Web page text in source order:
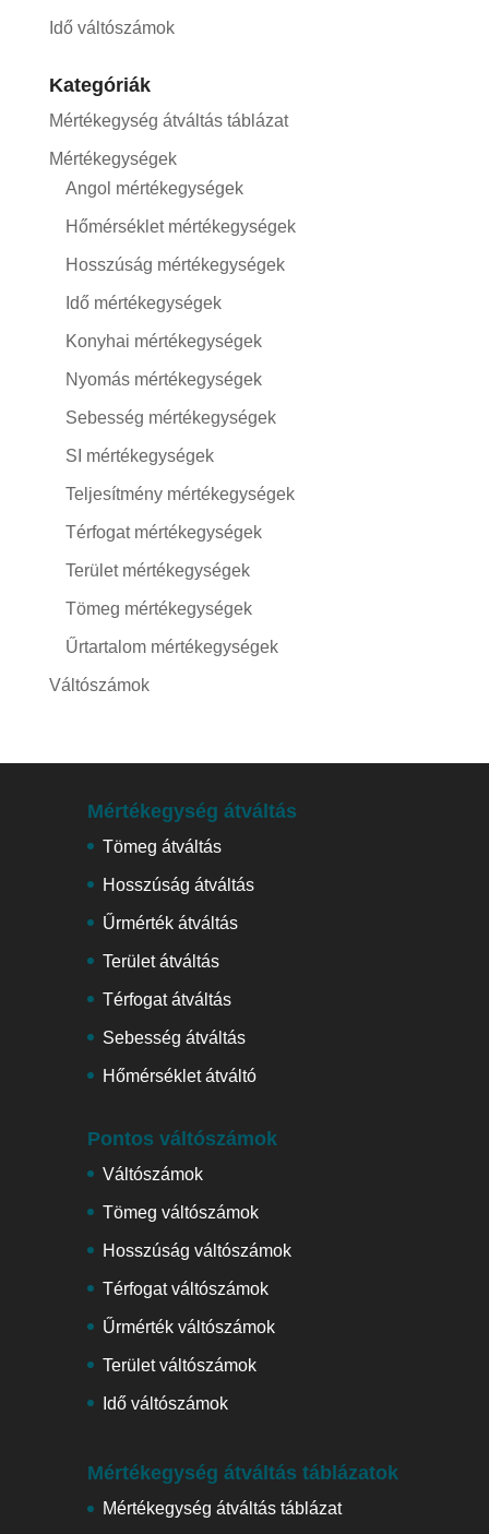
Idő váltószámok
Kategóriák
Mértékegység átváltás táblázat
Mértékegységek
Angol mértékegységek
Hőmérséklet mértékegységek
Hosszúság mértékegységek
Idő mértékegységek
Konyhai mértékegységek
Nyomás mértékegységek
Sebesség mértékegységek
SI mértékegységek
Teljesítmény mértékegységek
Térfogat mértékegységek
Terület mértékegységek
Tömeg mértékegységek
Űrtartalom mértékegységek
Váltószámok
Mértékegység átváltás
Tömeg átváltás
Hosszúság átváltás
Űrmérték átváltás
Terület átváltás
Térfogat átváltás
Sebesség átváltás
Hőmérséklet átváltó
Pontos váltószámok
Váltószámok
Tömeg váltószámok
Hosszúság váltószámok
Térfogat váltószámok
Űrmérték váltószámok
Terület váltószámok
Idő váltószámok
Mértékegység átváltás táblázatok
Mértékegység átváltás táblázat